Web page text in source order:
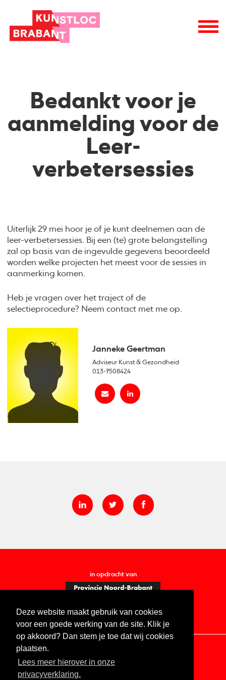
Deze website maakt gebruik van cookies
voor een goede werking van de site. Klik je
op akkoord? Dan stem je toe dat wij cookies
plaatsen.
Lees meer hierover in onze
privacyverklaring.
Bedankt voor je
aanmelding voor de
Leer-
verbetersessies
Uiterlijk 29 mei hoor je of je kunt deelnemen aan de
leer-verbetersessies. Bij een (te) grote belangstelling
zal op basis van de ingevulde gegevens beoordeeld
worden welke projecten het meest voor de sessies in
aanmerking komen.
Heb je vragen over het traject of de
selectieprocedure? Neem contact met me op.
Janneke Geertman
Adviseur Kunst & Gezondheid
013-7508424
in opdracht van
Contact Vacatures ANBI
Digitale toegankelijkheid